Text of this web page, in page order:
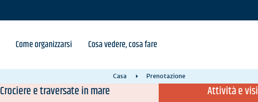
Come organizzarsi Cosa vedere, cosa fare
Casa Prenotazione
Crociere e traversate in mare Attività e